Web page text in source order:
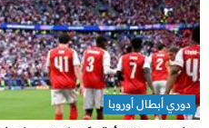
دوري أبطال أوروبا